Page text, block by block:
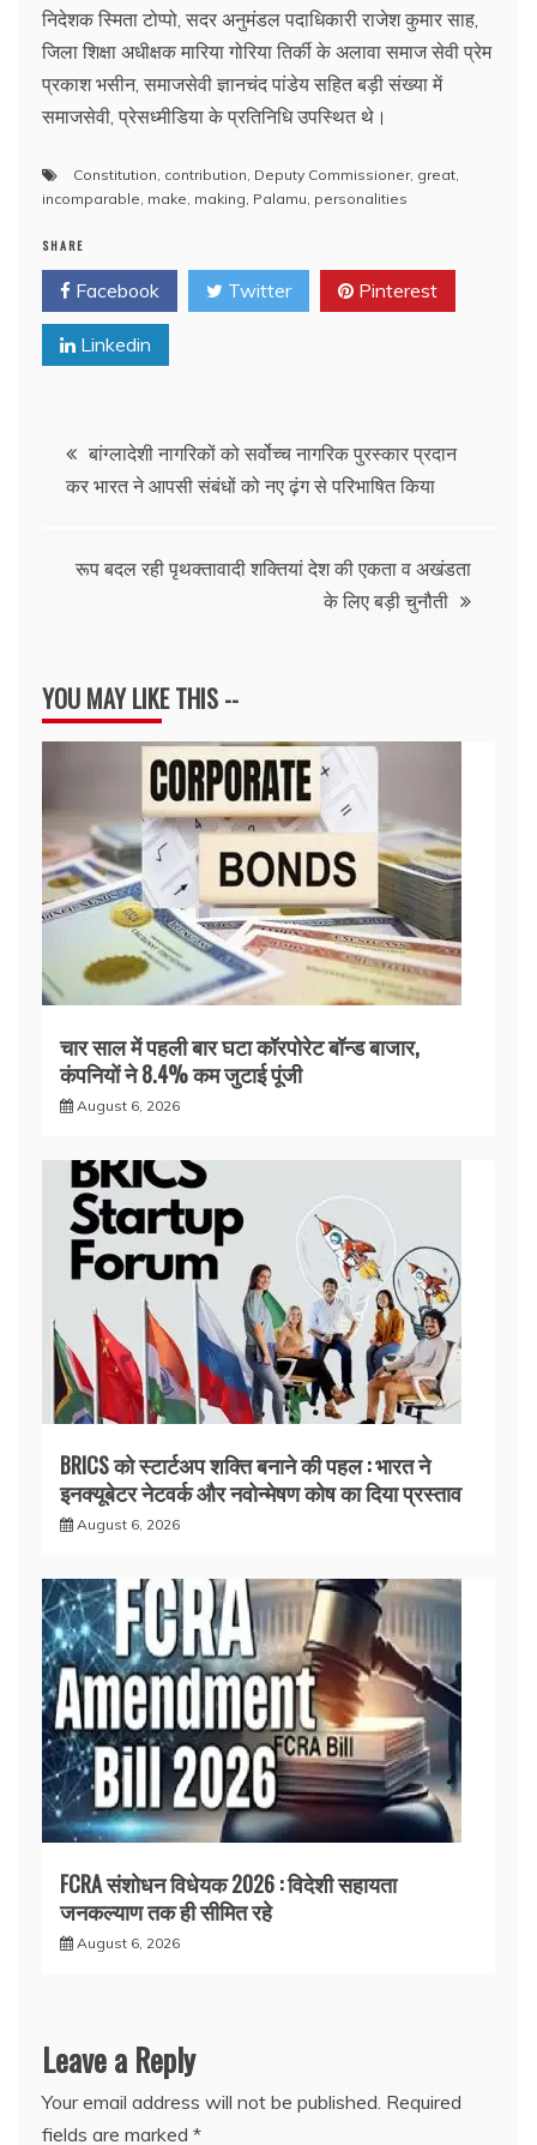
निदेशक स्मिता टोप्पो, सदर अनुमंडल पदाधिकारी राजेश कुमार साह,
जिला शिक्षा अधीक्षक मारिया गोरिया तिर्की के अलावा समाज सेवी प्रेम
प्रकाश भसीन, समाजसेवी ज्ञानचंद पांडेय सहित बड़ी संख्या में
समाजसेवी, प्रेसध्मीडिया के प्रतिनिधि उपस्थित थे।
Constitution contribution Deputy Commissioner, great
incomparable make making Palamu personalities
SHARE
Facebook Twitter Pinterest
Linkedin
Post
navigation
बांग्लादेशी नागरिकों को सर्वोच्च नागरिक पुरस्कार प्रदान
कर भारत ने आपसी संबंधों को नए ढ़ंग से परिभाषित किया
रूप बदल रही पृथक्तावादी शक्तियां देश की एकता व अखंडता
के लिए बड़ी चुनौती
YOU MAY LIKE THIS --
चार साल में पहली बार घटा कॉरपोरेट बॉन्ड बाजार,
कंपनियों ने 8.4% कम जुटाई पूंजी
August 6, 2026
BRICS को स्टार्टअप शक्ति बनाने की पहल : भारत ने
इनक्यूबेटर नेटवर्क और नवोन्मेषण कोष का दिया प्रस्ताव
August 6, 2026
FCRA संशोधन विधेयक 2026 : विदेशी सहायता
जनकल्याण तक ही सीमित रहे
August 6, 2026
Leave a Reply
Your email address will not be published. Required
fields are marked *